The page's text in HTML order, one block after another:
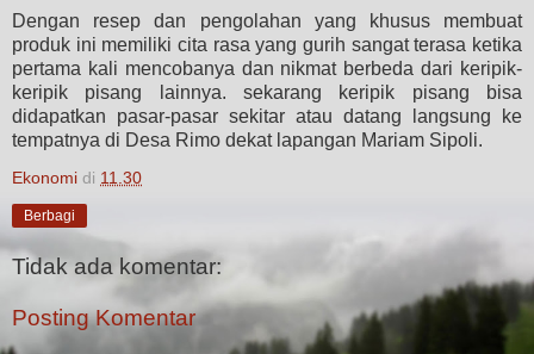
Dengan resep dan pengolahan yang khusus membuat
produk ini memiliki cita rasa yang gurih sangat terasa ketika
pertama kali mencobanya dan nikmat berbeda dari keripik-
keripik pisang lainnya. sekarang keripik pisang bisa
didapatkan pasar-pasar sekitar atau datang langsung ke
tempatnya di Desa Rimo dekat lapangan Mariam Sipoli.
Ekonomi di 11.30
Berbagi
Tidak ada komentar:
Posting Komentar